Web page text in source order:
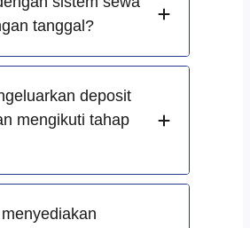
tanggal?
deposit
mengikuti tahap